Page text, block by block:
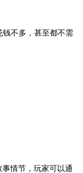
钱不多，甚至都不需
情节，玩家可以通